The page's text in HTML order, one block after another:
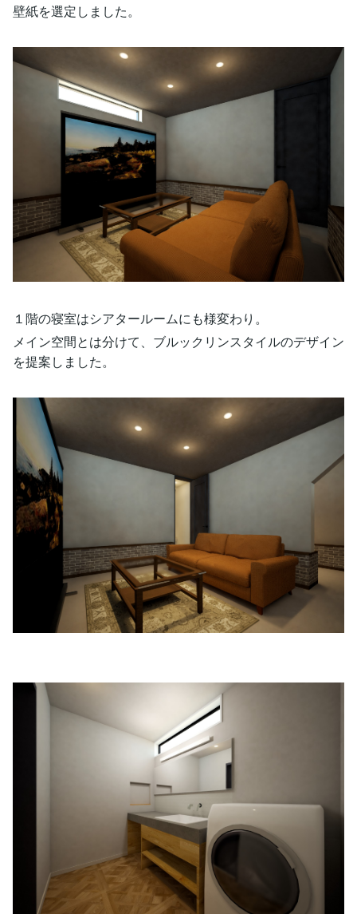
壁紙を選定しました。
１階の寝室はシアタールームにも様変わり。
メイン空間とは分けて、ブルックリンスタイルのデザイン
を提案しました。